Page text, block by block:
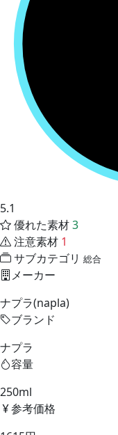
5.1
優れた素材3
注意素材 1
サブカテゴリ 総合
メーカー
ナプラ(napla)
ブランド
ナプラ
容量
250ml
参考価格